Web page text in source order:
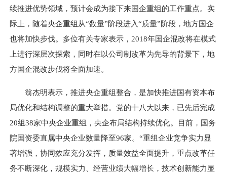
续推进优势领域，预计会成为接下来国企重组的工作重点。实
际上，随着央企重组从“数量”阶段进入“质量”阶段，地方国企
也将加快步伐。多位有关专家表示，2018年国企混改将在模式
上进行深层次探索，同时在以公司制改革为先导的背景下，地
方国企混改步伐将全面加速。
翁杰明表示，推进央企重组整合，是加快推进国有资本布
局优化和结构调整的重大举措。党的十八大以来，已先后完成
20组38家中央企业重组，央企布局结构持续优化。目前，国务
院国资委直属中央企业数量降至96家。“重组企业竞争实力显
著增强，协同效应充分发挥，质量效益全面提升，重点改革任
务不断深化，规模实力、经营业绩大幅增长，技术创新能力显